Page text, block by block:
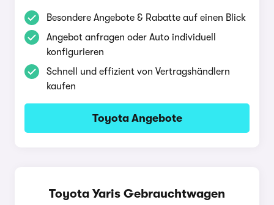
Besondere Angebote & Rabatte auf einen Blick
Angebot anfragen oder Auto individuell
konfigurieren
Schnell und effizient von Vertragshändlern
kaufen
Toyota Angebote
Toyota Yaris Gebrauchtwagen